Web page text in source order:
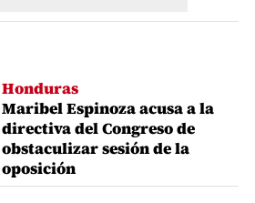
Honduras
Maribel Espinoza acusa a la
directiva del Congreso de
obstaculizar sesión de la
oposición